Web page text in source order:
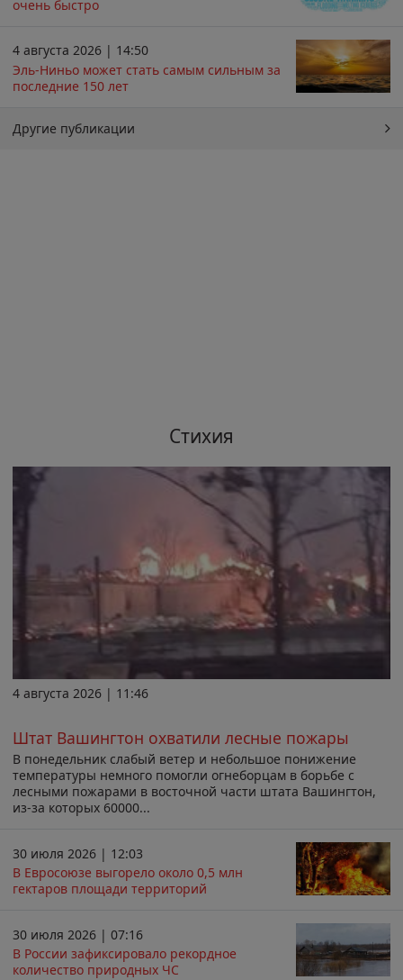
очень быстро
4 августа 2026 | 14:50
Эль-Ниньо может стать самым сильным за
последние 150 лет
Другие публикации
Стихия
4 августа 2026 | 11:46
Штат Вашингтон охватили лесные пожары
В понедельник слабый ветер и небольшое понижение
температуры немного помогли огнеборцам в борьбе с
лесными пожарами в восточной части штата Вашингтон,
из-за которых 60000...
30 июля 2026 | 12:03
В Евросоюзе выгорело около 0,5 млн
гектаров площади территорий
30 июля 2026 | 07:16
В России зафиксировало рекордное
количество природных ЧС